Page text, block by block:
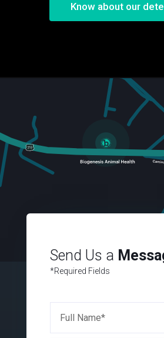
Know about our
Send Us a
*Required Fields